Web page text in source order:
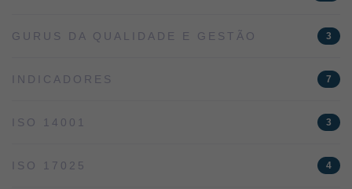
GURUS DA QUALIDADE E GESTÃO 3
INDICADORES 7
ISO 14001 3
ISO 17025 4